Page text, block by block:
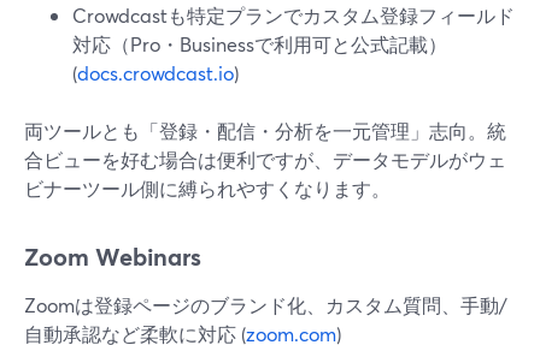
Crowdcastも特定プランでカスタム登録フィールド
対応（Pro・Businessで利用可と公式記載）
(docs.crowdcast.io)
両ツールとも「登録・配信・分析を一元管理」志向。統
合ビューを好む場合は便利ですが、データモデルがウェ
ビナーツール側に縛られやすくなります。
Zoom Webinars
Zoomは登録ページのブランド化、カスタム質問、手動/
自動承認など柔軟に対応 (zoom.com)